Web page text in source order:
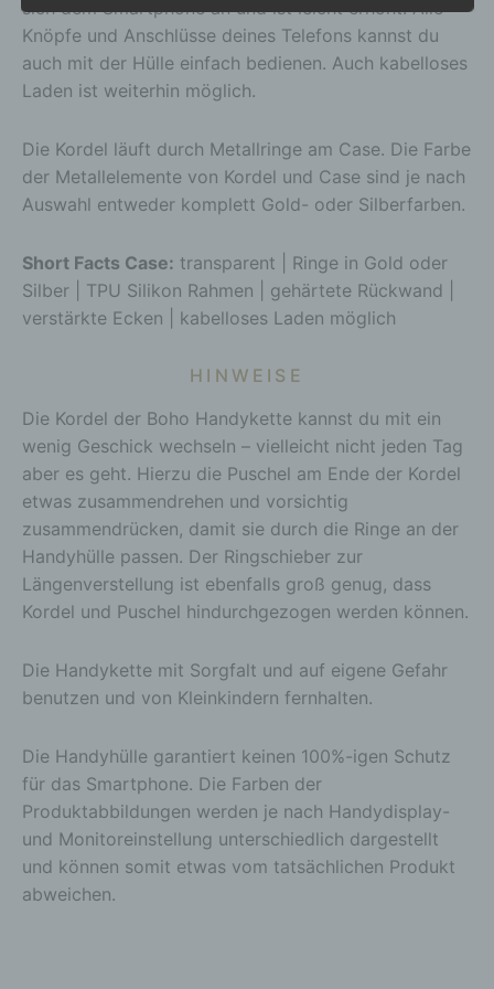
sich dem Smartphone an und ist leicht erhöht. Alle
Knöpfe und Anschlüsse deines Telefons kannst du
auch mit der Hülle einfach bedienen. Auch kabelloses
Laden ist weiterhin möglich.
Die Kordel läuft durch Metallringe am Case. Die Farbe
der Metallelemente von Kordel und Case sind je nach
Auswahl entweder komplett Gold- oder Silberfarben.
Short Facts Case: transparent | Ringe in Gold oder
Silber | TPU Silikon Rahmen | gehärtete Rückwand |
verstärkte Ecken | kabelloses Laden möglich
HINWEISE
Die Kordel der Boho Handykette kannst du mit ein
wenig Geschick wechseln – vielleicht nicht jeden Tag
aber es geht. Hierzu die Puschel am Ende der Kordel
etwas zusammendrehen und vorsichtig
zusammendrücken, damit sie durch die Ringe an der
Handyhülle passen. Der Ringschieber zur
Längenverstellung ist ebenfalls groß genug, dass
Kordel und Puschel hindurchgezogen werden können.
Die Handykette mit Sorgfalt und auf eigene Gefahr
benutzen und von Kleinkindern fernhalten.
Die Handyhülle garantiert keinen 100%-igen Schutz
für das Smartphone. Die Farben der
Produktabbildungen werden je nach Handydisplay-
und Monitoreinstellung unterschiedlich dargestellt
und können somit etwas vom tatsächlichen Produkt
abweichen.
Verarbeitung ist jeder mit oder ohne Hilfe
automatisierter Verfahren ausgeführte Vorgang
Zusammenhang mit personenbezogenen Daten
das Ordnen, die Speicherung, die Anpassung oder
Veränderung, das Auslesen, das Abfragen, die
Verwendung, die Offenlegung durch Übermittlung,
Verbreitung oder eine andere Form der
die Einschränkung, das Löschen oder die
Vernichtung.
d) Einschränkung der Verarbeitung
Ziel, ihre künftige Verarbeitung einzuschränken.
e) Profiling
Profiling ist jede Art der automatisierten
Verarbeitung personenbezogener Daten, die darin
besteht, dass diese personenbezogenen Daten
verwendet werden, um bestimmte persönliche
Aspekte, die sich auf eine natürliche Person
beziehen, zu bewerten, insbesondere, um Aspekte
bezüglich Arbeitsleistung, wirtschaftlicher Lage,
Gesundheit, persönlicher Vorlieben, Interessen,
Zuverlässigkeit, Verhalten, Aufenthaltsort oder
analysieren oder vorherzusagen.
f) Pseudonymisierung
personenbezogener Daten in einer Weise, auf
welche die personenbezogenen Daten ohne
Hinzuziehung zusätzlicher Informationen nicht
mehr einer spezifischen betroffenen Person
zugeordnet werden können, sofern diese
zusätzlichen Informationen gesondert aufbewahrt
werden und technischen und organisatorischen